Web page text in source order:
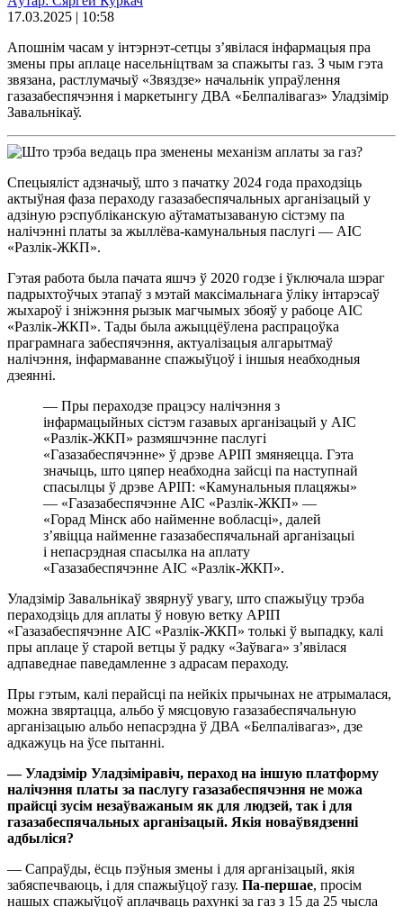
17.03.2025 | 10:58
Апошнім часам у інтэрнэт-сетцы з’явілася інфармацыя пра
змены пры аплаце насельніцтвам за спажыты газ. З чым гэта
звязана, растлумачыў «Звяздзе» начальнік упраўлення
газазабеспячэння і маркетынгу ДВА «Белпалівагаз» Уладзімір
Завальнікаў.
Спецыяліст адзначыў, што з пачатку 2024 года праходзіць
актыўная фаза пераходу газазабеспячальных арганізацый у
адзіную рэспубліканскую аўтаматызаваную сістэму па
налічэнні платы за жыллёва-камунальныя паслугі — АІС
«Разлік-ЖКП».
Гэтая работа была пачата яшчэ ў 2020 годзе і ўключала шэраг
падрыхтоўчых этапаў з мэтай максімальнага ўліку інтарэсаў
жыхароў і зніжэння рызык магчымых збояў у рабоце АІС
«Разлік-ЖКП». Тады была ажыццёўлена распрацоўка
праграмнага забеспячэння, актуалізацыя алгарытмаў
налічэння, інфармаванне спажыўцоў і іншыя неабходныя
дзеянні.
— Пры пераходзе працэсу налічэння з
інфармацыйных сістэм газавых арганізацый у АІС
«Разлік-ЖКП» размяшчэнне паслугі
«Газазабеспячэнне» ў дрэве АРІП змяняецца. Гэта
значыць, што цяпер неабходна зайсці па наступнай
спасылцы ў дрэве АРІП: «Камунальныя плацяжы»
— «Газазабеспячэнне АІС «Разлік-ЖКП» —
«Горад Мінск або найменне вобласці», далей
з’явіцца найменне газазабеспячальнай арганізацыі
і непасрэдная спасылка на аплату
«Газазабеспячэнне АІС «Разлік-ЖКП».
Уладзімір Завальнікаў звярнуў увагу, што спажыўцу трэба
пераходзіць для аплаты ў новую ветку АРІП
«Газазабеспячэнне АІС «Разлік-ЖКП» толькі ў выпадку, калі
пры аплаце ў старой ветцы ў радку «Заўвага» з’явілася
адпаведнае паведамленне з адрасам пераходу.
Пры гэтым, калі перайсці па нейкіх прычынах не атрымалася,
можна звяртацца, альбо ў мясцовую газазабеспячальную
арганізацыю альбо непасрэдна ў ДВА «Белпалівагаз», дзе
адкажуць на ўсе пытанні.
— Уладзімір Уладзіміравіч, пераход на іншую платформу
налічэння платы за паслугу газазабеспячэння не можа
прайсці зусім незаўважаным як для людзей, так і для
газазабеспячальных арганізацый. Якія новаўвядзенні
адбыліся?
— Сапраўды, ёсць пэўныя змены і для арганізацый, якія
забяспечваюць, і для спажыўцоў газу. Па-першае, просім
нашых спажыўцоў аплачваць рахункі за газ з 15 да 25 чысла